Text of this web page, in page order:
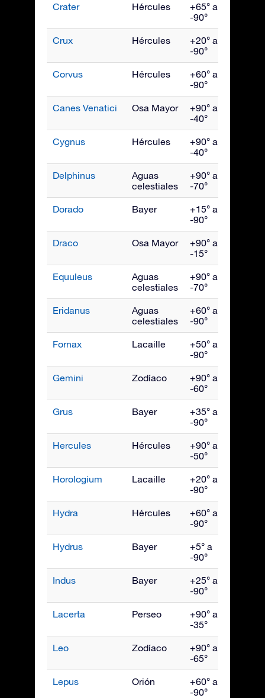
Crater Hércules
+65° a
-90°
Crux Hércules
+20° a
-90°
Corvus Hércules
+60° a
-90°
Canes Venatici Osa Mayor
+90° a
-40°
Cygnus Hércules
+90° a
-40°
Delphinus
Aguas
celestiales
+90° a
-70°
Dorado Bayer
+15° a
-90°
Draco Osa Mayor
+90° a
-15°
Equuleus
Aguas
celestiales
+90° a
-70°
Eridanus
Aguas
celestiales
+60° a
-90°
Fornax Lacaille
+50° a
-90°
Gemini Zodíaco
+90° a
-60°
Grus Bayer
+35° a
-90°
Hercules Hércules
+90° a
-50°
Horologium Lacaille
+20° a
-90°
Hydra Hércules
+60° a
-90°
Hydrus Bayer
+5° a
-90°
Indus Bayer
+25° a
-90°
Lacerta Perseo
+90° a
-35°
Leo Zodíaco
+90° a
-65°
Lepus Orión
+60° a
-90°